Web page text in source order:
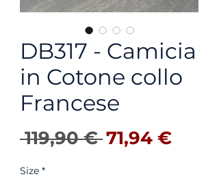
DB317 - Camicia
in Cotone collo
Francese
119,90 € Precio
71,94 €
Size *